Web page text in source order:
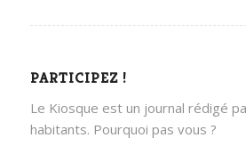
PARTICIPEZ !
Le Kiosque est un journal rédigé
habitants. Pourquoi pas vous ?